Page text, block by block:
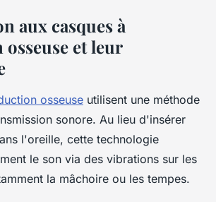
aux casques à
et leur
osseuse utilisent une méthode
sonore. Au lieu d'insérer
l'oreille, cette technologie
le son via des vibrations sur les
la mâchoire ou les tempes.